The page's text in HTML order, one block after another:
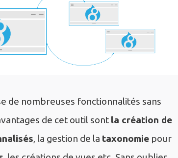
de nombreuses fonctionnalités sans
de cet outil sont la création de
, la gestion de la taxonomiepour